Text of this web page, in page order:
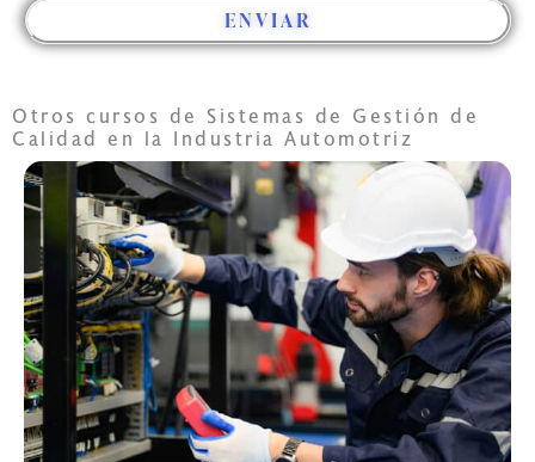
ENVIAR
Otros cursos de Sistemas de Gestión de
Calidad en la Industria Automotriz